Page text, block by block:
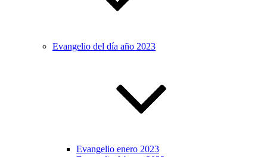
Evangelio del día año 2023
Evangelio enero 2023